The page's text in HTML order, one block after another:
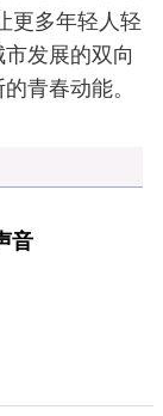
更多年轻人轻
发展的双向
青春动能。
音